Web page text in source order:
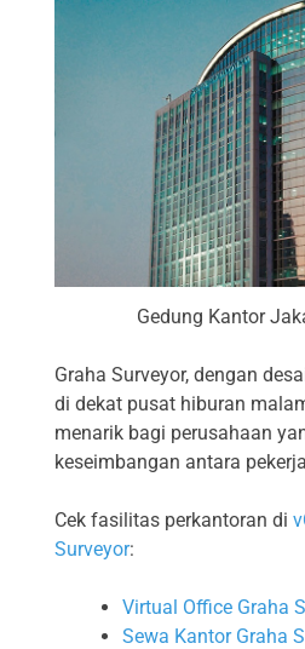
Gedung Kantor
Graha Surveyor, dengan
di dekat pusat hiburan
menarik bagi perusahaan
keseimbangan antara
Cek fasilitas perkantoran di
Surveyor:
Virtual Office Graha
Sewa Kantor Graha